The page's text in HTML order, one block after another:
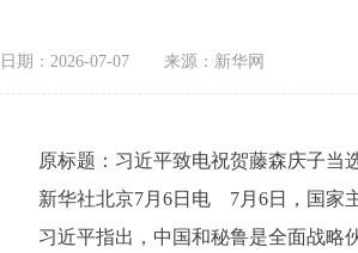
日期：2026-07-07 来源：新华网
原标题：习近平致电祝贺藤森庆子当
新华社北京7月6日电 7月6日，国家主
习近平指出，中国和秘鲁是全面战略伙